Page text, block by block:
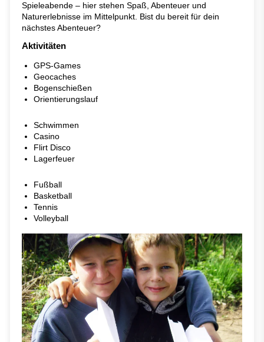
Spieleabende – hier stehen Spaß, Abenteuer und
Naturerlebnisse im Mittelpunkt. Bist du bereit für dein
nächstes Abenteuer?
Aktivitäten
GPS-Games
Geocaches
Bogenschießen
Orientierungslauf
Schwimmen
Casino
Flirt Disco
Lagerfeuer
Fußball
Basketball
Tennis
Volleyball